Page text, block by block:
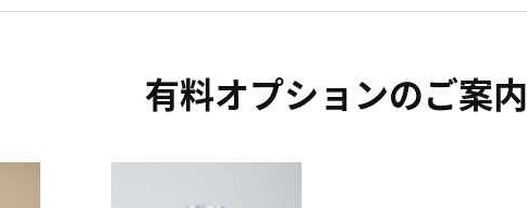
有料オプションのご案内